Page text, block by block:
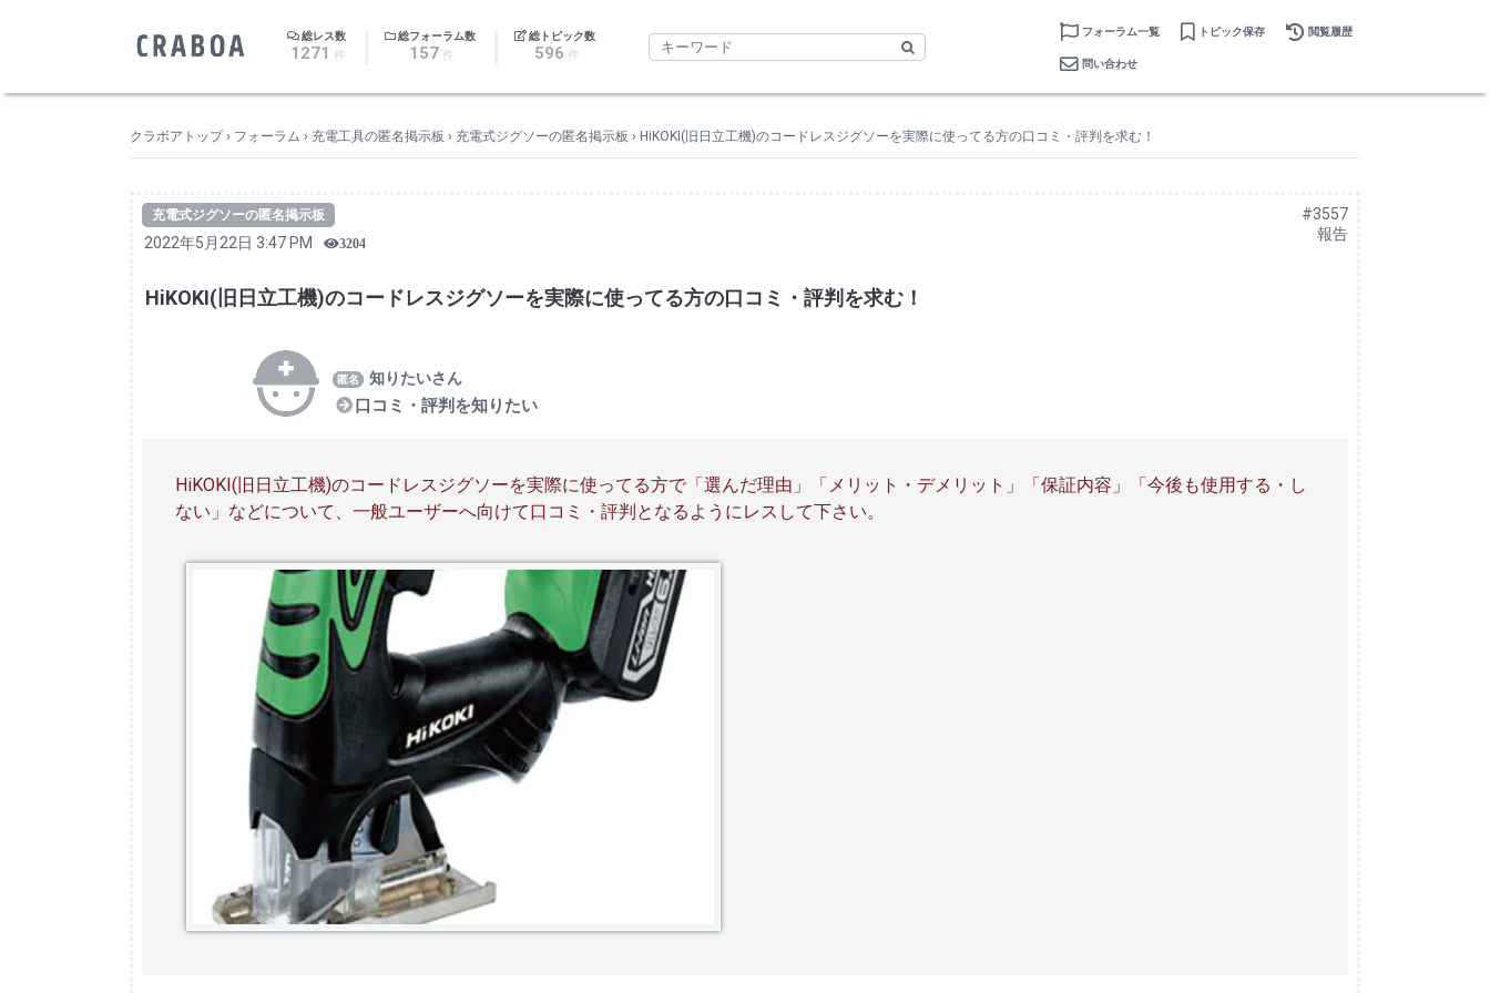
総レス数
1271 件
総フォーラム数
157 件
総トピック数
596 件
フォーラム一覧 トピック保存 閲覧履歴
問い合わせ
クラボアトップ › フォーラム › 充電工具の匿名掲示板 › 充電式ジグソーの匿名掲示板 › HiKOKI(旧日立工機)のコードレスジグソーを実際に使ってる方の口コミ・評判を求む！
充電式ジグソーの匿名掲示板
#3557
報告
2022年5月22日 3:47 PM 3204
HiKOKI(旧日立工機)のコードレスジグソーを実際に使ってる方の口コミ・評判を求む！
知りたいさん
口コミ・評判を知りたい
HiKOKI(旧日立工機)のコードレスジグソーを実際に使ってる方で「選んだ理由」「メリット・デメリット」「保証内容」「今後も使用する・し
ない」などについて、一般ユーザーへ向けて口コミ・評判となるようにレスして下さい。